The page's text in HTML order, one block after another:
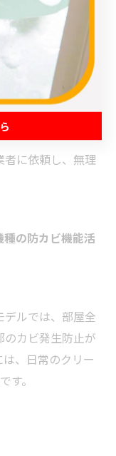
く汚れを落とす
ー指定の方法で
に依頼し、無理
の防カビ機能活
ルでは、部屋全
カビ発生防止が
、日常のクリー
す。